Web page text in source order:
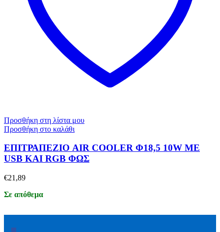
Προσθήκη στη λίστα μου
Προσθήκη στο καλάθι
ΕΠΙΤΡΑΠΕΖΙΟ AIR COOLER Φ18,5 10W ΜΕ
USB ΚΑΙ RGB ΦΩΣ
€21,89
Σε απόθεμα